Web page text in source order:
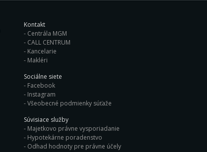
Kontakt
Centrála MGM
CALL CENTRUM
Kancelarie
Makléri
Sociálne siete
Facebook
Instagram
Všeobecné podmienky súťaže
Súvisiace služby
Majetkovo právne vysporiadanie
Hypotekárne poradenstvo
Odhad hodnoty pre právne účely